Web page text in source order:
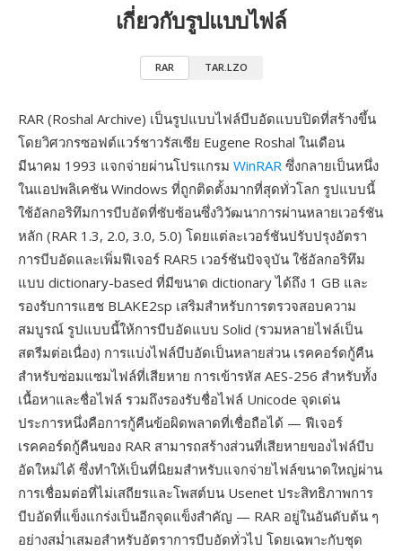
เกี่ยวกับรูปแบบไฟล์
RAR TAR.LZO
RAR (Roshal Archive) เป็นรูปแบบไฟล์บีบอัดแบบปิดที่สร้างขึ้น
โดยวิศวกรซอฟต์แวร์ชาวรัสเซีย Eugene Roshal ในเดือน
มีนาคม 1993 แจกจ่ายผ่านโปรแกรม WinRAR ซึ่งกลายเป็นหนึ่ง
ในแอปพลิเคชัน Windows ที่ถูกติดตั้งมากที่สุดทั่วโลก รูปแบบนี้
ใช้อัลกอริทึมการบีบอัดที่ซับซ้อนซึ่งวิวัฒนาการผ่านหลายเวอร์ชัน
หลัก (RAR 1.3, 2.0, 3.0, 5.0) โดยแต่ละเวอร์ชันปรับปรุงอัตรา
การบีบอัดและเพิ่มฟีเจอร์ RAR5 เวอร์ชันปัจจุบัน ใช้อัลกอริทึม
แบบ dictionary-based ที่มีขนาด dictionary ได้ถึง 1 GB และ
รองรับการแฮช BLAKE2sp เสริมสำหรับการตรวจสอบความ
สมบูรณ์ รูปแบบนี้ให้การบีบอัดแบบ Solid (รวมหลายไฟล์เป็น
สตรีมต่อเนื่อง) การแบ่งไฟล์บีบอัดเป็นหลายส่วน เรคคอร์ดกู้คืน
สำหรับซ่อมแซมไฟล์ที่เสียหาย การเข้ารหัส AES-256 สำหรับทั้ง
เนื้อหาและชื่อไฟล์ รวมถึงรองรับชื่อไฟล์ Unicode จุดเด่น
ประการหนึ่งคือการกู้คืนข้อผิดพลาดที่เชื่อถือได้ — ฟีเจอร์
เรคคอร์ดกู้คืนของ RAR สามารถสร้างส่วนที่เสียหายของไฟล์บีบ
อัดใหม่ได้ ซึ่งทำให้เป็นที่นิยมสำหรับแจกจ่ายไฟล์ขนาดใหญ่ผ่าน
การเชื่อมต่อที่ไม่เสถียรและโพสต์บน Usenet ประสิทธิภาพการ
บีบอัดที่แข็งแกร่งเป็นอีกจุดแข็งสำคัญ — RAR อยู่ในอันดับต้น ๆ
อย่างสม่ำเสมอสำหรับอัตราการบีบอัดทั่วไป โดยเฉพาะกับชุด